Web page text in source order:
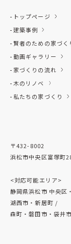
トップページ
建築事例
賢者のための家づく
動画ギャラリー
家づくりの流れ
木のリノベ
私たちの家づくり
〒432-8002
浜松市中央区富塚町
<対応可能エリア>
静岡県浜松市 中央区
湖西市・新居町 /
森町・磐田市・袋井